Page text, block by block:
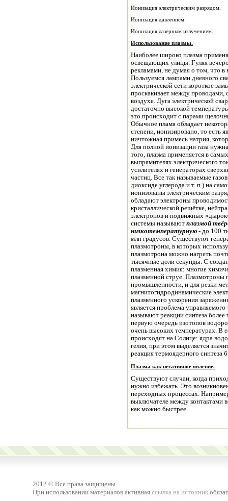
Ионизация электрическим разрядом.
Ионизация давлением.
Ионизация лазерным излучением.
Использование плазмы.
Наиболее широко плазма
освещающих улицы. Гуляя
рекламами, не думая о том, что в
Пользуемся лампами дневного
электрической сети короткое
проскакивает между проводами,
воздухе. Дуга электрической
достаточно высокой
это происходит с парами щелочных металлов, таких,
Обычное пламя обладает
степени, ионизировано, то есть
ничтожная примесь натрия, который можно распознать по желтому свечению.
Для полной ионизации газа
того, плазма применяется в
выпрямителях электрического
усилителях и генераторах
частиц. Все так называемые
диоксиде углерода и т. п.) на
ионизованы электрическим
обладают электроны
кристаллической решётке,
электронов и подвижных
системы называют плазмой
низкотемпературную - до 100
млн градусов. Существуют
плазмотроны, в которых
плазмотрона можно нагреть
тысячные доли секунды. С
плазменная химия: многие
плазменной струе. Плазмотроны
промышленности, и для резки
магнитогидродинамические
плазменного ускорения
является проблема
называют реакции синтеза более
первую очередь изотопов
очень высоких температурах. В
происходят на Солнце: ядра
гелия, при этом выделяется
Плазма как негативное явление.
Существуют случаи, когда приходится учитывать плазму, как явление, которого
нужно избежать. Это возникновение плазменной дуги при
переходных процессах. Например, при отключении линии электропередачи в
выключателе между контактами
как можно быстрее.
2012 © Все права защищены
При использовании материалов активная ссылка на источник